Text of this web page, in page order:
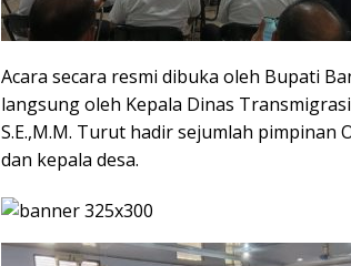
Acara secara resmi dibuka oleh Bupati
langsung oleh Kepala Dinas
S.E.,M.M. Turut hadir sejumlah pimpinan
dan kepala desa.